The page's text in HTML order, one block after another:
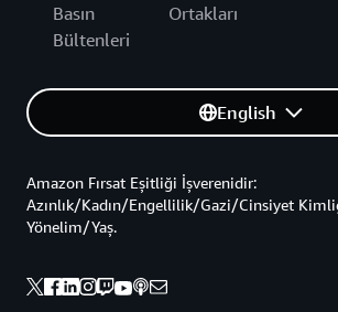
Basın
Bültenleri
Ortakları
English
Amazon Fırsat Eşitliği İşverenidir:
Azınlık/Kadın/Engellilik/Gazi/Cinsiyet
Yönelim/Yaş.